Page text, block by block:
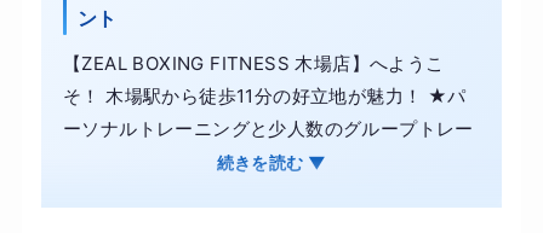
ント
【ZEAL BOXING FITNESS 木場店】へようこ
そ！ 木場駅から徒歩11分の好立地が魅力！ ★パ
ーソナルトレーニングと少人数のグループトレー
ニング ★¥12,980（税込）～通い放題！ ★日本
続きを読む ▼